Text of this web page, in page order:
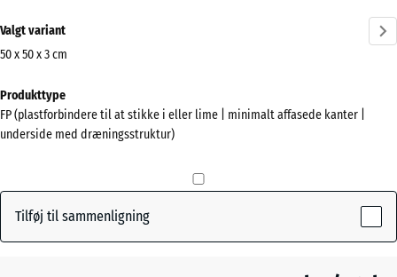
information
om
Vis
farvepalette
Valgt variant
50 x 50 x 3 cm
til
forsendelse
500
Produkttype
FP (plastforbindere til at stikke i eller lime | minimalt affasede kanter |
underside med dræningsstruktur)
Tilføj til sammenligning